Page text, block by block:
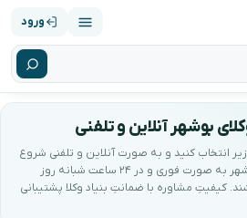
ورود
بوشهر آنلاین و تلفنی
انتخاب کنید و به صورت آنلاین و تلفنی شروع
به گفتگو کنید. برترین وکلای بوشهر به صورت فوری و در ۲۴ ساعت شبانه روز
کیفیتِ مشاوره با ضمانتِ بنیاد وکلا پشتیبانی